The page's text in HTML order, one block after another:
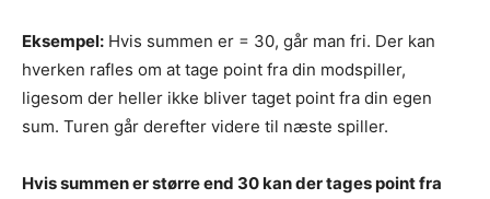
Eksempel: Hvis summen er = 30, går man fri. Der kan
hverken rafles om at tage point fra din modspiller,
ligesom der heller ikke bliver taget point fra din egen
sum. Turen går derefter videre til næste spiller.
Hvis summen er større end 30 kan der tages point fra